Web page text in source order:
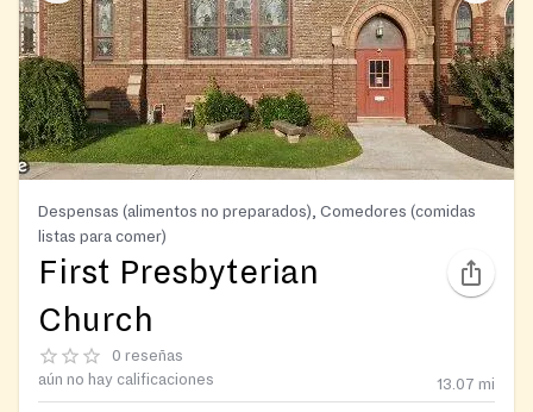
Despensas (alimentos no preparados), Comedores (comidas
listas para comer)
First Presbyterian
Church
0 reseñas
aún no hay calificaciones
13.07 mi